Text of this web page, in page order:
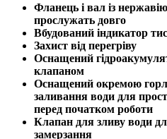
Фланець і вал із
прослужать довго
Вбудований індикатор
Захист від перегріву
Оснащений
клапаном
Оснащений окремою
заливання води для
перед початком роботи
Клапан для зливу води
замерзання